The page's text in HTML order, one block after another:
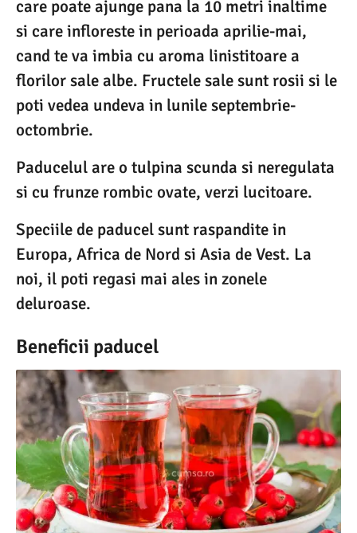
care poate ajunge pana la 10 metri inaltime
si care infloreste in perioada aprilie-mai,
cand te va imbia cu aroma linistitoare a
florilor sale albe. Fructele sale sunt rosii si le
poti vedea undeva in lunile septembrie-
octombrie.
Paducelul are o tulpina scunda si neregulata
si cu frunze rombic ovate, verzi lucitoare.
Speciile de paducel sunt raspandite in
Europa, Africa de Nord si Asia de Vest. La
noi, il poti regasi mai ales in zonele
deluroase.
Beneficii paducel